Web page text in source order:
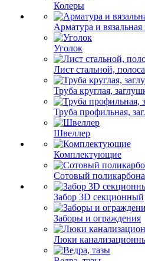
Колеры
Арматура и вязальная
Уголок
Лист стальной, полоса
Труба круглая,
Труба профильная,
Швеллер
Комплектующие
Сотовый
Забор 3D секционный
Заборы и ограждения
Люки